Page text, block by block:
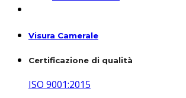
Visura Camerale
Certificazione di qualità
ISO 9001:2015